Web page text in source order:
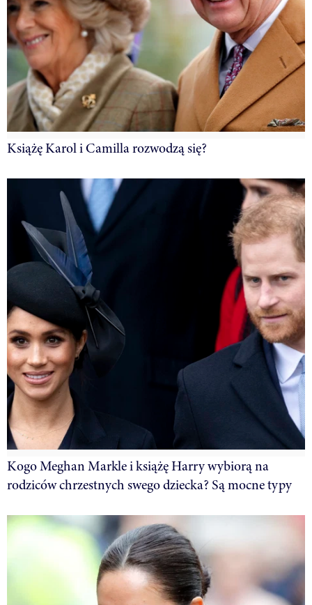
Książę Karol i Camilla rozwodzą się?
Kogo Meghan Markle i książę Harry wybiorą na
rodziców chrzestnych swego dziecka? Są mocne typy